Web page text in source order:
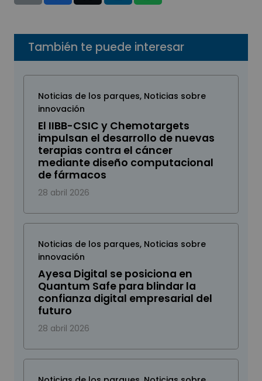
También te puede interesar
Noticias de los parques, Noticias sobre
innovación
El IIBB-CSIC y Chemotargets
impulsan el desarrollo de nuevas
terapias contra el cáncer
mediante diseño computacional
de fármacos
28 abril 2026
Noticias de los parques, Noticias sobre
innovación
Ayesa Digital se posiciona en
Quantum Safe para blindar la
confianza digital empresarial del
futuro
28 abril 2026